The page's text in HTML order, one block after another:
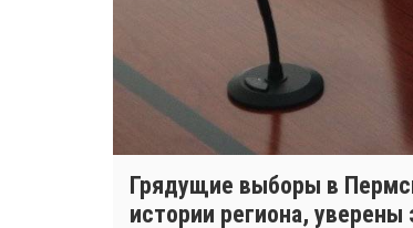
Грядущие выборы в
истории региона,